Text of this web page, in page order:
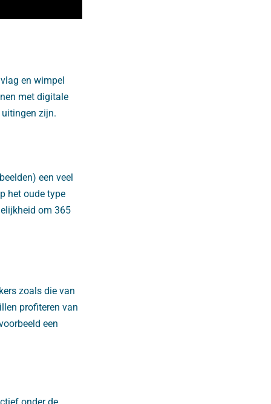
en wimpel
met digitale
zijn.
een veel
het oude type
om 365
zoals die van
profiteren van
een
onder de